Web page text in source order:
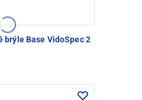
brýle Base VidoSpec 2